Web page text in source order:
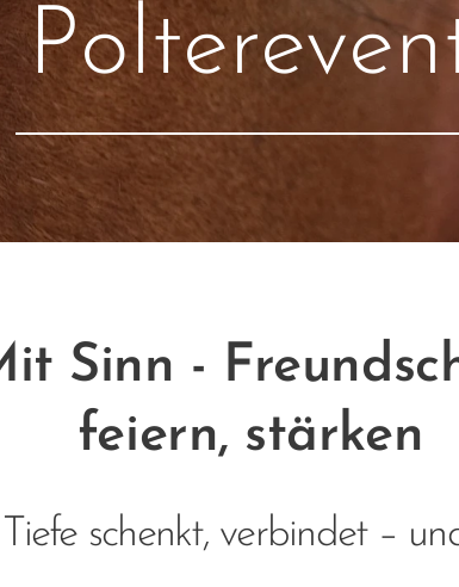
Sinn -
feiern, stärken
schenkt, verbindet –